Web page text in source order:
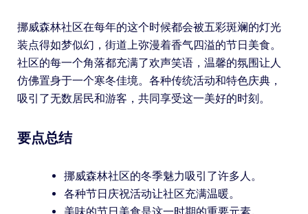
挪威森林社区在每年的这个时候都会被五彩斑斓的灯光
装点得如梦似幻，街道上弥漫着香气四溢的节日美食。
社区的每一个角落都充满了欢声笑语，温馨的氛围让人
仿佛置身于一个寒冬佳境。各种传统活动和特色庆典，
吸引了无数居民和游客，共同享受这一美好的时刻。
要点总结
挪威森林社区的冬季魅力吸引了许多人。
各种节日庆祝活动让社区充满温暖。